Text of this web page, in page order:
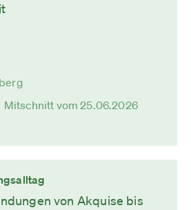
Mitschnitt vom 25.06.2026
von Akquise bis